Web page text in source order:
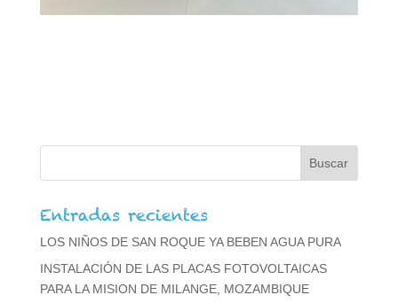
Entradas recientes
LOS NIÑOS DE SAN ROQUE YA BEBEN AGUA PURA
INSTALACIÓN DE LAS PLACAS FOTOVOLTAICAS
PARA LA MISION DE MILANGE, MOZAMBIQUE